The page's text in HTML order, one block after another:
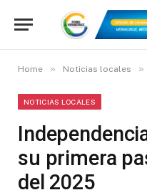
Home » Noticias locales »
NOTICIAS LOCALES
su primera
del 2025